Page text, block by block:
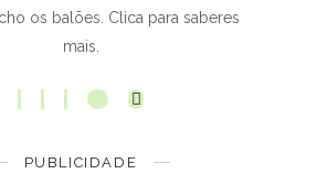
os balões. Clica para saberes
mais.
PUBLICIDADE